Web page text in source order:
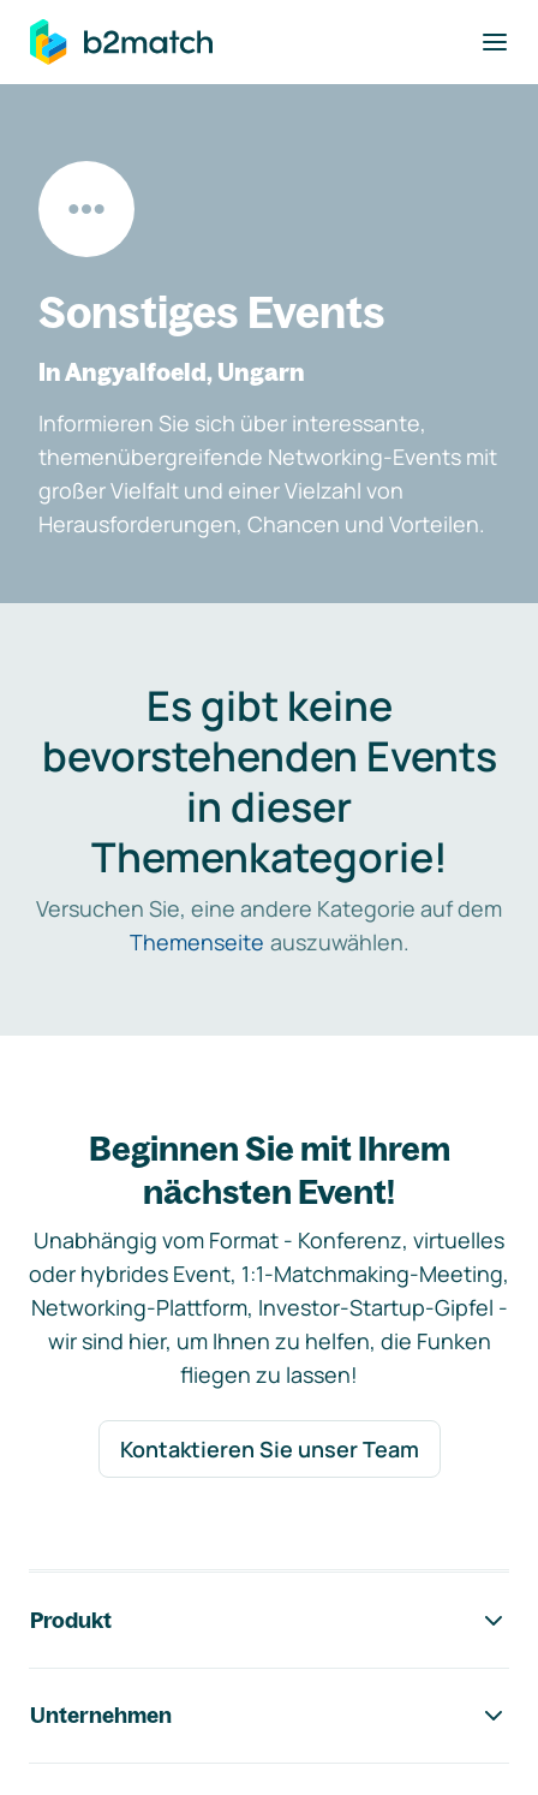
springen
Sonstiges Events
In Angyalfoeld, Ungarn
Informieren Sie sich über interessante,
themenübergreifende Networking-Events mit
großer Vielfalt und einer Vielzahl von
Herausforderungen, Chancen und Vorteilen.
Es gibt keine
bevorstehenden Events
in dieser
Themenkategorie!
Versuchen Sie, eine andere Kategorie auf dem
Themenseite auszuwählen.
Beginnen Sie mit Ihrem
nächsten Event!
Unabhängig vom Format - Konferenz, virtuelles
oder hybrides Event, 1:1-Matchmaking-Meeting,
Networking-Plattform, Investor-Startup-Gipfel -
wir sind hier, um Ihnen zu helfen, die Funken
fliegen zu lassen!
Kontaktieren Sie unser Team
Produkt
Unternehmen